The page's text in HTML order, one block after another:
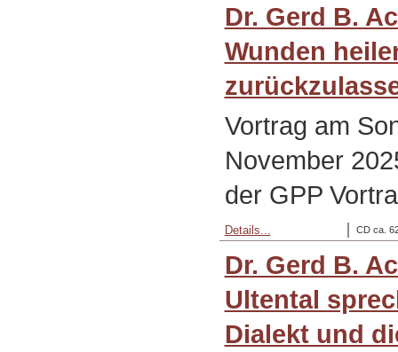
Dr. Gerd B.
Wunden
Vortrag am
November
der GPP
CD ca.
Details...
Dr. Gerd B.
Ultental
Dialekt und